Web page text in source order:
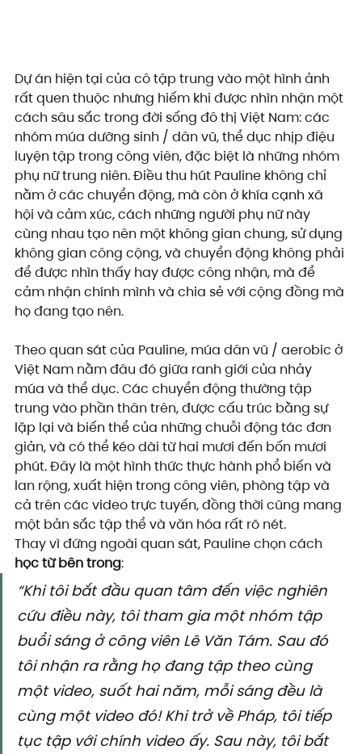
Dự án hiện tại của cô tập trung vào một hình ảnh
rất quen thuộc nhưng hiếm khi được nhìn nhận một
cách sâu sắc trong đời sống đô thị Việt Nam: các
nhóm múa dưỡng sinh / dân vũ, thể dục nhịp điệu
luyện tập trong công viên, đặc biệt là những nhóm
phụ nữ trung niên. Điều thu hút Pauline không chỉ
nằm ở các chuyển động, mà còn ở khía cạnh xã
hội và cảm xúc, cách những người phụ nữ này
cùng nhau tạo nên một không gian chung, sử dụng
không gian công cộng, và chuyển động không phải
để được nhìn thấy hay được công nhận, mà để
cảm nhận chính mình và chia sẻ với cộng đồng mà
họ đang tạo nên.
Theo quan sát của Pauline, múa dân vũ / aerobic ở
Việt Nam nằm đâu đó giữa ranh giới của nhảy
múa và thể dục. Các chuyển động thường tập
trung vào phần thân trên, được cấu trúc bằng sự
lặp lại và biến thể của những chuỗi động tác đơn
giản, và có thể kéo dài từ hai mươi đến bốn mươi
phút. Đây là một hình thức thực hành phổ biến và
lan rộng, xuất hiện trong công viên, phòng tập và
cả trên các video trực tuyến, đồng thời cũng mang
một bản sắc tập thể và văn hóa rất rõ nét.
Thay vì đứng ngoài quan sát, Pauline chọn cách
học từ bên trong:
“Khi tôi bắt đầu quan tâm đến việc nghiên
cứu điều này, tôi tham gia một nhóm tập
buổi sáng ở công viên Lê Văn Tám. Sau đó
tôi nhận ra rằng họ đang tập theo cùng
một video, suốt hai năm, mỗi sáng đều là
cùng một video đó! Khi trở về Pháp, tôi tiếp
tục tập với chính video ấy. Sau này, tôi bắt